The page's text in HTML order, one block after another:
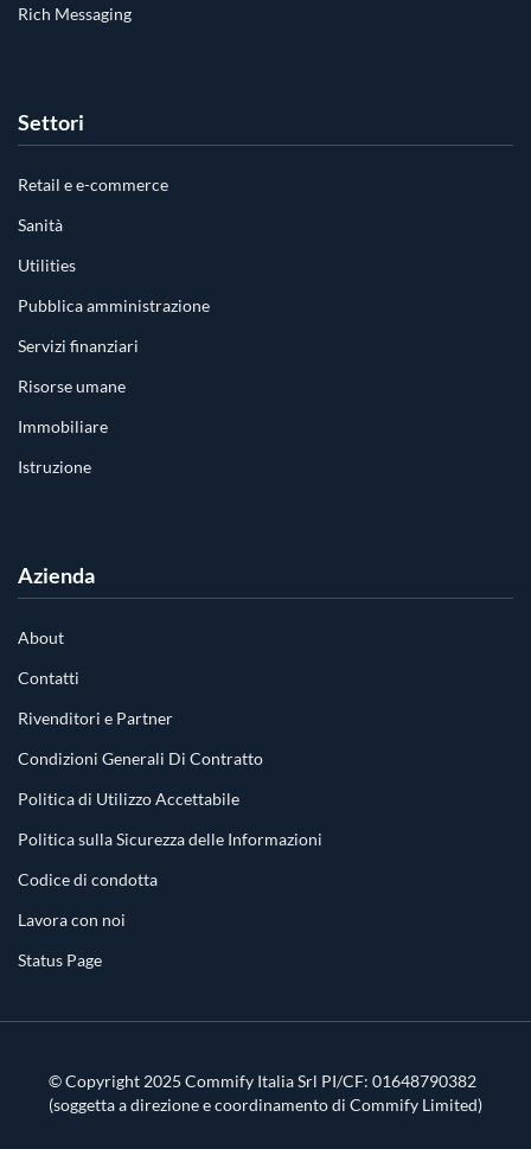
Rich Messaging
Settori
Retail e e-commerce
Sanità
Utilities
Pubblica amministrazione
Servizi finanziari
Risorse umane
Immobiliare
Istruzione
Azienda
About
Contatti
Rivenditori e Partner
Condizioni Generali Di Contratto
Politica di Utilizzo Accettabile
Politica sulla Sicurezza delle Informazioni
Codice di condotta
Lavora con noi
Status Page
© Copyright 2025 Commify Italia Srl PI/CF: 01648790382
(soggetta a direzione e coordinamento di Commify Limited)